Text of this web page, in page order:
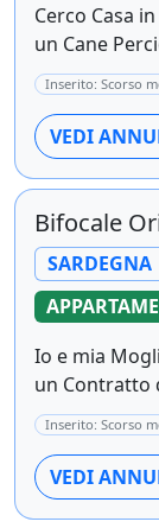
Cerco Casa
un Cane
Inserito: Scorso
VEDI
Bifocale
SARDEGNA
Io e mia
un Contratto
Inserito: Scorso
VEDI